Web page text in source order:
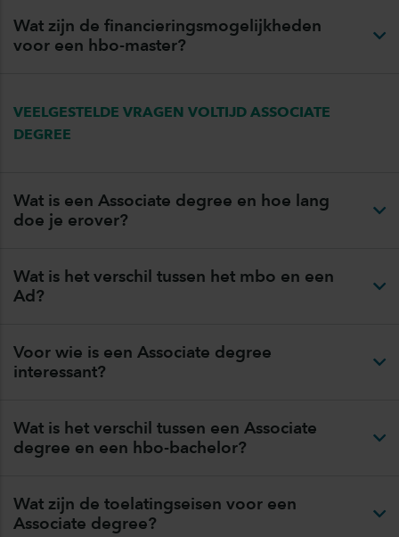
Wat zijn de financieringsmogelijkheden
voor een hbo-master?
VEELGESTELDE VRAGEN VOLTIJD ASSOCIATE
DEGREE
Wat is een Associate degree en hoe lang
doe je erover?
Wat is het verschil tussen het mbo en een
Ad?
Voor wie is een Associate degree
interessant?
Wat is het verschil tussen een Associate
degree en een hbo-bachelor?
Wat zijn de toelatingseisen voor een
Associate degree?